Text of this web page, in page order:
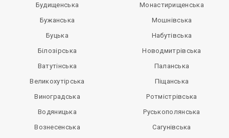
Будищенська
Бужанська
Буцька
Білозірська
Ватутінська
Великохутірська
Виноградська
Водяницька
Вознесенська
Монастирищенська
Мошнівська
Набутівська
Новодмитрівська
Паланська
Піщанська
Ротмістрівська
Руськополянська
Сагунівська